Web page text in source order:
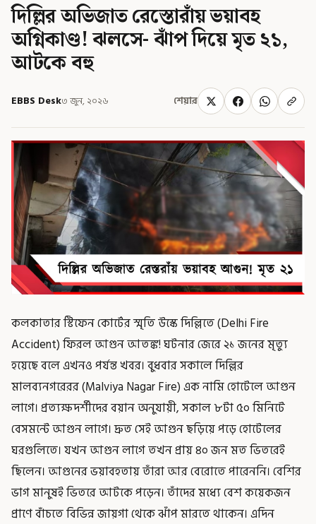
দিল্লির অভিজাত রেস্তোরাঁয় ভয়াবহ
অগ্নিকাণ্ড! ঝলসে- ঝাঁপ দিয়ে মৃত ২১,
আটকে বহু
EBBS Desk৩ জুন, ২০২৬ শেয়ার
কলকাতার স্টিফেন কোর্টের স্মৃতি উস্কে দিল্লিতে (Delhi Fire
Accident) ফিরল আগুন আতঙ্ক! ঘটনার জেরে ২১ জনের মৃত্যু
হয়েছে বলে এখনও পর্যন্ত খবর। বুধবার সকালে দিল্লির
মালব্যনগরেরর (Malviya Nagar Fire) এক নামি হোটেলে আগুন
লাগে। প্রত্যক্ষদর্শীদের বয়ান অনুযায়ী, সকাল ৮টা ৫০ মিনিটে
বেসমন্টে আগুন লাগে। দ্রুত সেই আগুন ছড়িয়ে পড়ে হোটেলের
ঘরগুলিতে। যখন আগুন লাগে তখন প্রায় ৪০ জন মত ভিতরেই
ছিলেন। আগুনের ভয়াবহতায় তাঁরা আর বেরোতে পারেননি। বেশির
ভাগ মানুষই ভিতরে আটকে পড়েন। তাঁদের মধ্যে বেশ কয়েকজন
প্রাণে বাঁচতে বিভিন্ন জায়গা থেকে ঝাঁপ মারতে থাকেন। এদিন